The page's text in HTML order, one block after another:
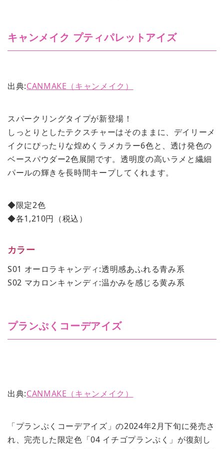
キャンメイク プティパレットアイズ
出典:CANMAKE（キャンメイク）
スパークリングタイプが新登場！
しっとりとしたテクスチャーはそのままに、デイリーメ
イクにぴったりな煌めくラメカラー6色と、透け発色の
ベースパウダー2色展開です。透明度の高いラメと繊細
パールの輝きを長時間キープしてくれます。
◆限定2色
◆各1,210円（税込）
カラー
S01 オーロラキャンディ:透明感あふれる青み系
S02 マカロンキャンディ:温かみを感じる黄み系
プランぷくコーデアイズ
出典:CANMAKE（キャンメイク）
「プランぷくコーデアイズ」の2024年2月下旬に発売さ
れ、完売した限定色「04 イチゴプランぷく」が復刻し